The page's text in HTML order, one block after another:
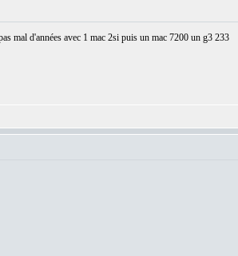
mal d'années avec 1 mac 2si puis un mac 7200 un g3 233